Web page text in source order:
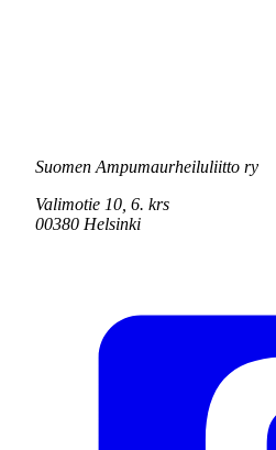
Suomen Ampumaurheiluliitto ry
Valimotie 10, 6. krs
00380 Helsinki